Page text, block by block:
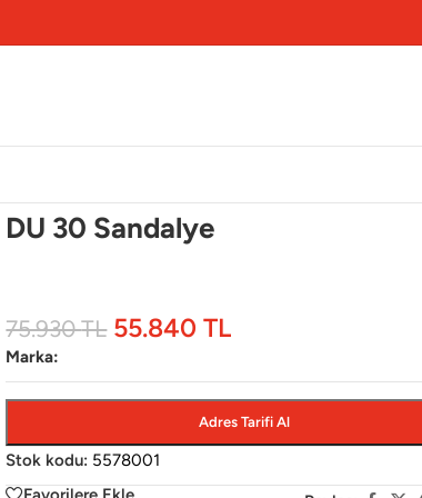
DU 30 Sandalye
75.930TL 55.840TL
Marka:
Adres Tarifi Al
Stok kodu: 5578001